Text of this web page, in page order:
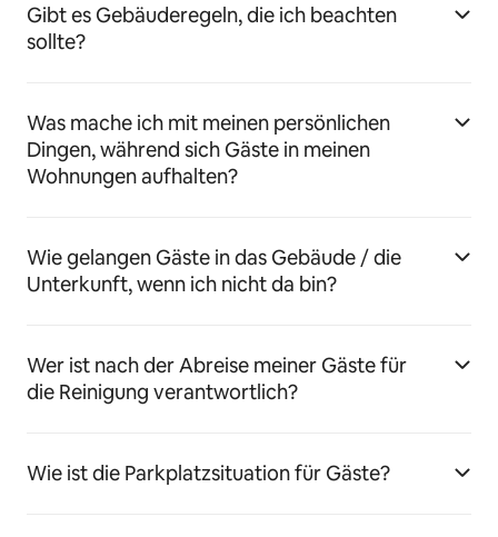
Gibt es Gebäuderegeln, die ich beachten
sollte?
Was mache ich mit meinen persönlichen
Dingen, während sich Gäste in meinen
Wohnungen aufhalten?
Wie gelangen Gäste in das Gebäude / die
Unterkunft, wenn ich nicht da bin?
Wer ist nach der Abreise meiner Gäste für
die Reinigung verantwortlich?
Wie ist die Parkplatzsituation für Gäste?